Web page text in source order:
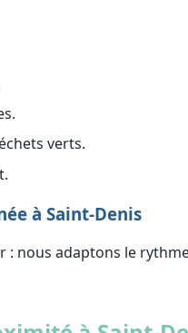
verts.
à Saint-Denis
nous adaptons le